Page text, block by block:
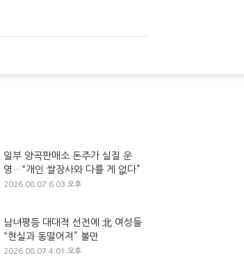
일부 양곡판매소 돈주가 실질 운
영…“개인 쌀장사와 다를 게 없다”
2026.08.07 6:03 오후
남녀평등 대대적 선전에 北 여성들
“현실과 동떨어져” 불만
2026.08.07 4:01 오후